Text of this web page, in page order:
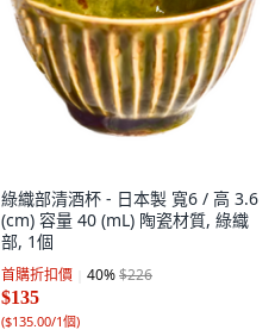
綠織部清酒杯 - 日本製 寬6 / 高 3.6
(cm) 容量 40 (mL) 陶瓷材質, 綠織
部, 1個
首購折扣價 40%$226
$135
($135.00/1個)